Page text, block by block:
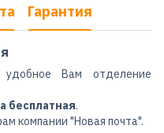
Гарантия
удобное Вам отделение
бесплатная.
компании "Новая почта".